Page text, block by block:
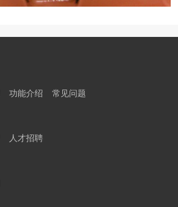
功能介绍 常见问题
人才招聘